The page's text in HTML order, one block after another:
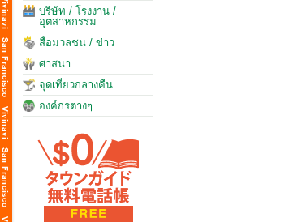
บริษัท / โรงงาน /
อุตสาหกรรม
สื่อมวลชน / ข่าว
ศาสนา
จุดเที่ยวกลางคืน
องค์กรต่างๆ